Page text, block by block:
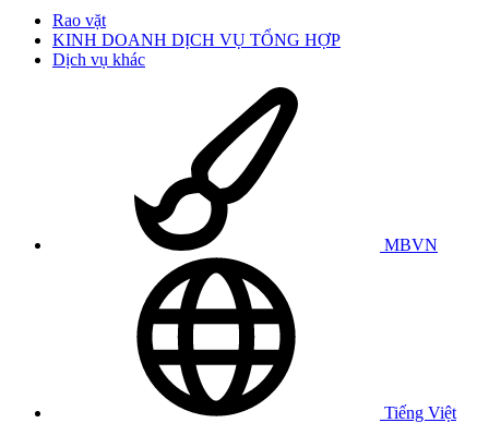
Rao vặt
KINH DOANH DỊCH VỤ TỔNG HỢP
Dịch vụ khác
MBVN
Tiếng Việt